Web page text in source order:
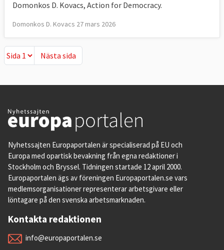
Domonkos D. Kovacs, Action for Democracy.
Domonkos D. Kovacs 27 mars 2026
Nästa sida
Nästa sida
Nyhetssajten Europaportalen är specialiserad på EU och
Europa med opartisk bevakning från egna redaktioner i
Stockholm och Bryssel. Tidningen startade 12 april 2000.
Europaportalen ägs av föreningen Europaportalen.se vars
medlemsorganisationer representerar arbetsgivare eller
löntagare på den svenska arbetsmarknaden.
Kontakta redaktionen
info@europaportalen.se